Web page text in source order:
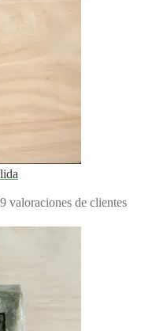
valoraciones de clientes